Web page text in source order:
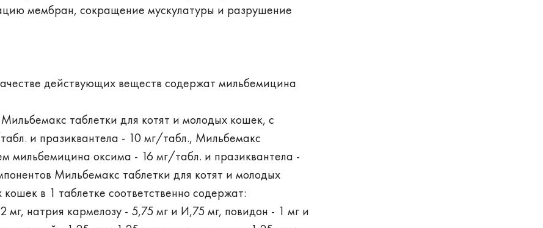
мембран, сокращение мускулатуры и разрушение
действующих веществ содержат мильбемицина
таблетки для котят и молодых кошек, с
и празиквантела - 10 мг/табл., Мильбемакс
мильбемицина оксима - 16 мг/табл. и празиквантела -
Мильбемакс таблетки для котят и молодых
в 1 таблетке соответственно содержат:
мг, натрия кармелозу - 5,75 мг и И,75 мг, повидон - 1 мг и